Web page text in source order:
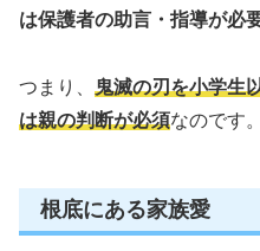
は保護者の助言・指導が必
つまり、 鬼滅の刃を小学生
は親の判断が必須なのです。
根底にある家族愛